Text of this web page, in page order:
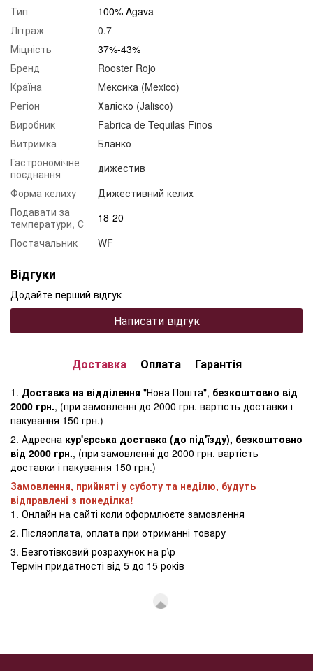
Тип
100% Agava
Літраж
0.7
Міцність
37%-43%
Бренд
Rooster Rojo
Країна
Мексика (Mexico)
Регіон
Халіско (Jalisco)
Виробник
Fabrica de Tequilas Finos
Витримка
Бланко
Гастрономічне
поєднання
дижестив
Форма келиху
Дижестивний келих
Подавати за
температури, С
18-20
Постачальник
WF
Відгуки
Додайте перший відгук
Написати відгук
Доставка Оплата Гарантія
1. Доставка на відділення "Нова Пошта", безкоштовно від
2000 грн., (при замовленні до 2000 грн. вартість доставки і
пакування 150 грн.)
2. Адресна кур'єрська доставка (до під'їзду), безкоштовно
від 2000 грн., (при замовленні до 2000 грн. вартість
доставки і пакування 150 грн.)
Замовлення, прийняті у суботу та неділю, будуть
відправлені з понеділка!
1. Онлайн на сайті коли оформлюєте замовлення
2. Післяоплата, оплата при отриманні товару
3. Безготівковий розрахунок на р\р
Термін придатності від 5 до 15 років